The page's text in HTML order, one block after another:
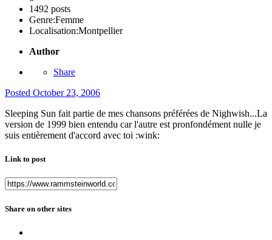
1492 posts
Genre:Femme
Localisation:Montpellier
Author
Share
Posted October 23, 2006
Sleeping Sun fait partie de mes chansons préférées de Nighwish...La
version de 1999 bien entendu car l'autre est pronfondément nulle je
suis entièrement d'accord avec toi :wink:
Link to post
Share on other sites